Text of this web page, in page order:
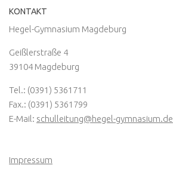
KONTAKT
Hegel-Gymnasium Magdeburg
Geißlerstraße 4
39104 Magdeburg
Tel.: (0391) 5361711
Fax.: (0391) 5361799
E-Mail: schulleitung@hegel-gymnasium.de
Impressum